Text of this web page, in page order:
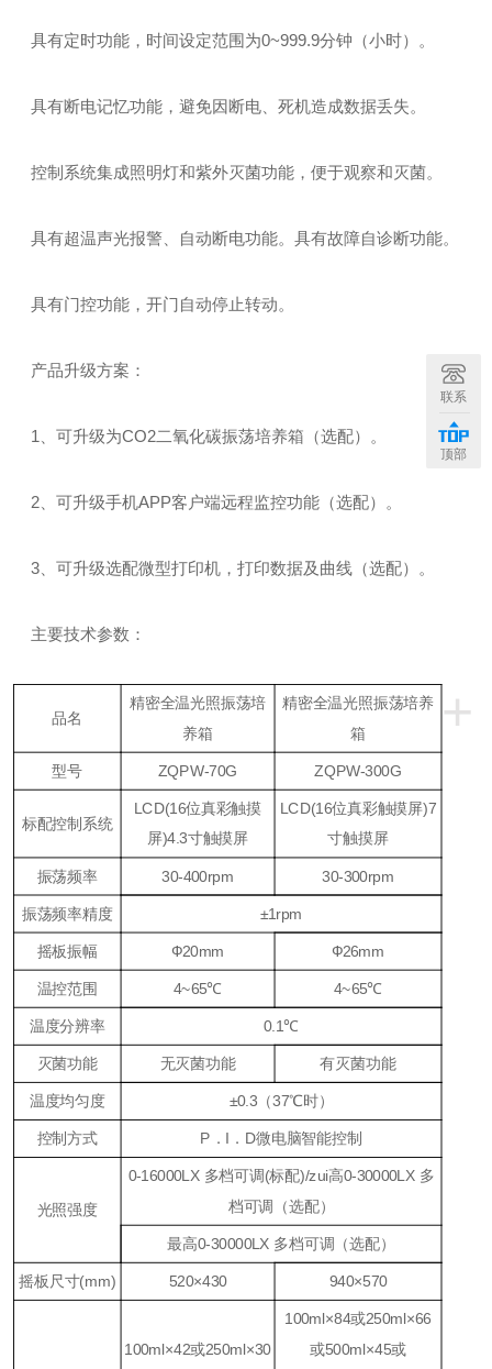
具有定时功能，时间设定范围为0~999.9分钟（小时）。
具有断电记忆功能，避免因断电、死机造成数据丢失。
控制系统集成照明灯和紫外灭菌功能，便于观察和灭菌。
具有超温声光报警、自动断电功能。具有故障自诊断功能。
具有门控功能，开门自动停止转动。
产品升级方案：
1、可升级为CO2二氧化碳振荡培养箱（选配）。
2、可升级手机APP客户端远程监控功能（选配）。
3、可升级选配微型打印机，打印数据及曲线（选配）。
主要技术参数：
+
品名
精密全温光照振荡培
养箱
精密全温光照振荡培养
箱
型号 ZQPW-70G ZQPW-300G
标配控制系统
LCD(16位真彩触摸
屏)4.3寸触摸屏
LCD(16位真彩触摸屏)7
寸触摸屏
振荡频率 30-400rpm 30-300rpm
振荡频率精度 ±1rpm
摇板振幅 Ф20mm Ф26mm
温控范围 4~65℃ 4~65℃
温度分辨率 0.1℃
灭菌功能 无灭菌功能 有灭菌功能
温度均匀度 ±0.3（37℃时）
控制方式 P．I．D微电脑智能控制
光照强度
0-16000LX 多档可调(标配)/zui高0-30000LX 多
档可调（选配）
最高0-30000LX 多档可调（选配）
摇板尺寸(mm) 520×430 940×570
100ml×42或250ml×30
100ml×84或250ml×66
或500ml×45或
联系
顶部